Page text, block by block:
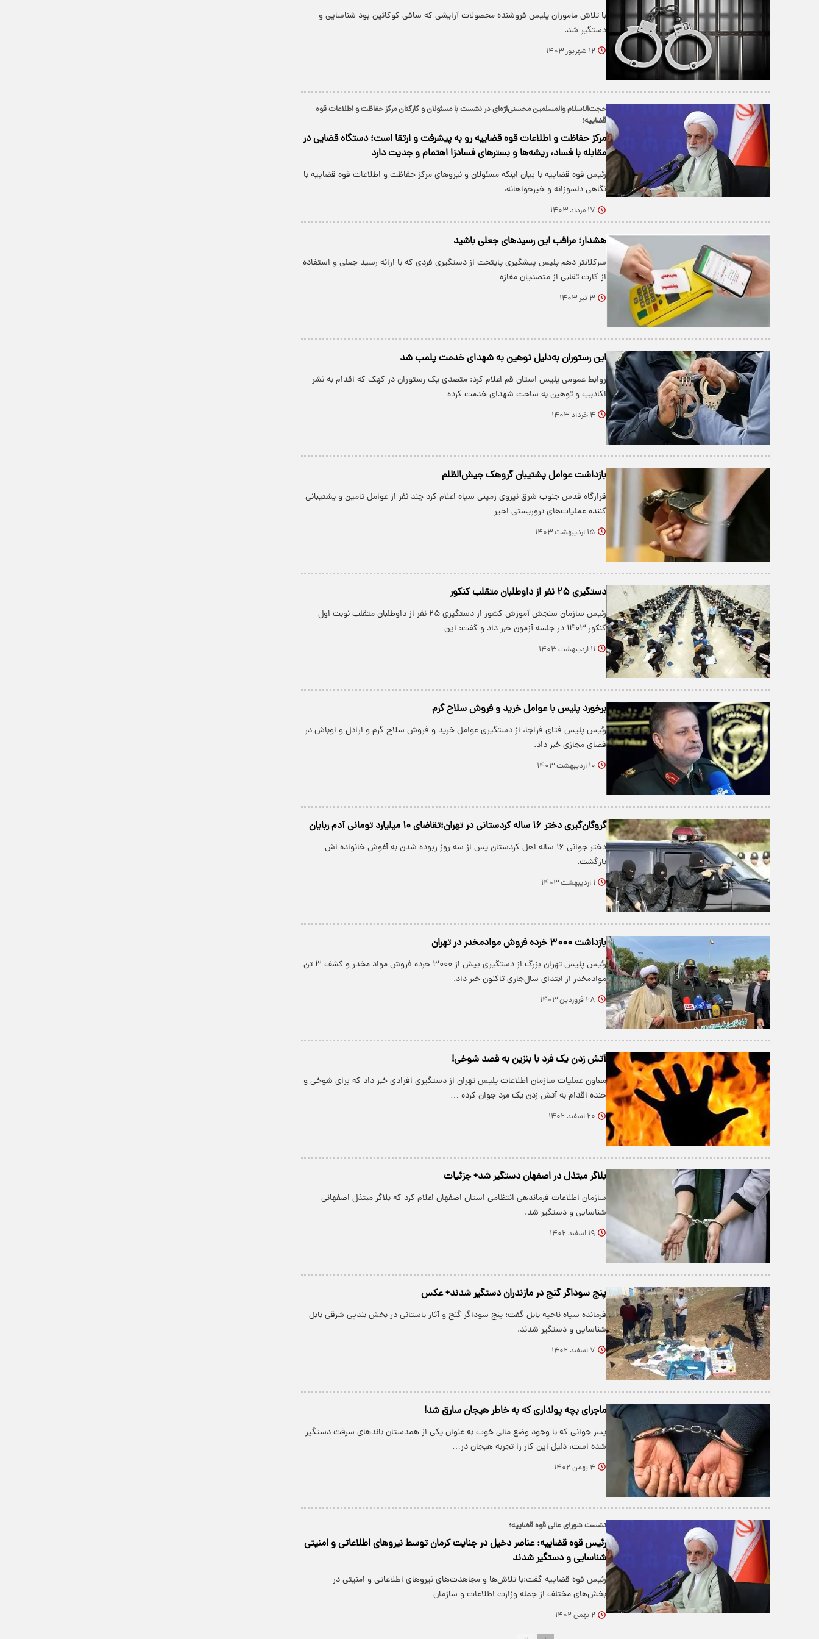
با تلاش ماموران پلیس فروشنده محصولات آرایشی که ساقی کوکائین بود شناسایی و
دستگیر شد.
۱۲ شهریور ۱۴۰۳
حجت‌الاسلام‌ والمسلمین محسنی‌اژه‌ای در نشست با مسئولان و کارکنان مرکز حفاظت و اطلاعات قوه
قضاییه؛
مرکز حفاظت و اطلاعات قوه قضاییه رو به پیشرفت و ارتقا است؛ دستگاه قضایی در
مقابله با فساد، ریشه‌ها و بستر‌های فسادزا اهتمام و جدیت دارد
رئیس قوه قضاییه با بیان اینکه مسئولان و نیرو‌های مرکز حفاظت و اطلاعات قوه قضاییه با
نگاهی دلسوزانه و خیرخواهانه،…
۱۷ مرداد ۱۴۰۳
هشدار؛ مراقب این رسیدهای جعلی باشید
سرکلانتر دهم پلیس پیشگیری پایتخت از دستگیری فردی که با ارائه رسید جعلی و استفاده
از کارت تقلبی از متصدیان مغازه…
۳ تیر ۱۴۰۳
این رستوران به‌دلیل توهین به شهدای خدمت پلمب شد
روابط عمومی پلیس استان قم اعلام کرد: متصدی یک رستوران در کهک که اقدام به نشر
اکاذیب و توهین به ساحت شهدای خدمت کرده…
۴ خرداد ۱۴۰۳
بازداشت عوامل پشتیبان گروهک جیش‌الظلم
قرارگاه قدس جنوب شرق نیروی زمینی سپاه اعلام کرد چند نفر از عوامل تامین و پشتیبانی
کننده عملیات‌های تروریستی اخیر…
۱۵ اردیبهشت ۱۴۰۳
دستگیری ۲۵ نفر از داوطلبان متقلب کنکور
رئیس سازمان سنجش آموزش کشور از دستگیری ۲۵ نفر از داوطلبان متقلب نوبت اول
کنکور ۱۴۰۳ در جلسه آزمون خبر داد و گفت: این…
۱۱ اردیبهشت ۱۴۰۳
برخورد پلیس با عوامل خرید و فروش سلاح گرم
رئیس پلیس فتای فراجا، از دستگیری عوامل خرید و فروش سلاح گرم و اراذل و اوباش در
فضای مجازی خبر داد.
۱۰ اردیبهشت ۱۴۰۳
گروگان‌گیری دختر ۱۶ ساله کردستانی در تهران؛تقاضای ۱۰ میلیارد تومانی آدم ربایان
دختر جوانی ۱۶ ساله اهل کردستان پس از سه روز ربوده شدن به آغوش خانواده اش
بازگشت.
۱ اردیبهشت ۱۴۰۳
بازداشت ۳۰۰۰ خرده فروش موادمخدر در تهران
رئیس پلیس تهران بزرگ از دستگیری بیش از ۳۰۰۰ خرده فروش مواد مخدر و کشف ۳ تن
موادمخدر از ابتدای سال‌جاری تاکنون خبر داد.
۲۸ فروردین ۱۴۰۳
آتش زدن یک فرد با بنزین به قصد شوخی!
معاون عملیات سازمان اطلاعات پلیس تهران از دستگیری افرادی خبر داد که برای شوخی و
خنده اقدام به آتش زدن یک مرد جوان کرده …
۲۰ اسفند ۱۴۰۲
بلاگر مبتذل در اصفهان دستگیر شد+ جزئیات
سازمان اطلاعات فرماندهی انتظامی استان اصفهان اعلام کرد که بلاگر مبتذل اصفهانی
شناسایی و دستگیر شد.
۱۹ اسفند ۱۴۰۲
پنج سوداگر گنج در مازندران دستگیر شدند+ عکس
فرمانده سپاه ناحیه بابل گفت: پنج سوداگر گنج و آثار باستانی در بخش بندپی شرقی بابل
شناسایی و دستگیر شدند.
۷ اسفند ۱۴۰۲
ماجرای بچه پولداری که به خاطر هیجان سارق شد!
پسر جوانی که با وجود وضع مالی خوب به عنوان یکی از همدستان باندهای سرقت دستگیر
شده است، دلیل این کار را تجربه هیجان در…
۴ بهمن ۱۴۰۲
نشست شورای عالی قوه قضاییه؛
رئیس قوه قضاییه: عناصر دخیل در جنایت کرمان توسط نیرو‌های اطلاعاتی و امنیتی
شناسایی و دستگیر شدند
رئیس قوه قضاییه گفت:با تلاش‌ها و مجاهدت‌های نیرو‌های اطلاعاتی و امنیتی در
بخش‌های مختلف از جمله وزارت اطلاعات و سازمان…
۲ بهمن ۱۴۰۲